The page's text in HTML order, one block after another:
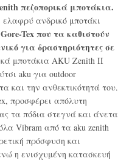
πεζοπορικά μποτάκια.
ανδρικό μποτάκι
Gore-Tex που τα καθιστούν
για δραστηριότητες σε
μποτάκια AKU Zenith II
aku για outdoor
και την ανθεκτικότητά του.
προσφέρει απόλυτη
τα πόδια στεγνά και άνετα
Vibram από τα aku zenith
πρόσφυση και
η ενισχυμένη κατασκευή